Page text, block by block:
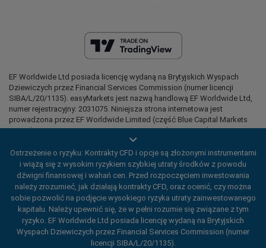
EF Worldwide Ltd posiada licencję wydaną na Brytyjskich Wyspach
Dziewiczych przez Financial Services Commission (numer licencji
SIBA/L/20/1135). easyMarkets jest nazwą handlową EF Worldwide Ltd,
numer rejestracyjny: 2031075. Niniejsza strona internetowa jest
prowadzona przez EF Worldwide Limited (część Blue Capital Markets
Group). Niniejsza strona internetowa nie jest skierowana do
Regiony objęte ograniczeniami:EF Worldwide Ltd nie świadczy
usług mieszkańcom niektórych regionów, takich jak Stany Zjednoczone
Ameryki, Izrael, Kolumbia Brytyjska, Manitoba, Quebec, Ontario,
Afganistan, Białoruś, Kuba, Iran, Libia, Mjanma, Nikaragua, Korea
Północna, Panama, Federacja Rosyjska, Seszele i Wenezuela.
easyMarkets jest zarejestrowanym znakiem towarowym. Copyright ©
2001– 2026. Wszelkie prawa zastrzeżone.
Ostrzeżenie o ryzyku: Kontrakty CFD i opcje są złożonymi instrumentami
i wiążą się z wysokim ryzykiem szybkiej utraty środków z powodu
dźwigni finansowej i wahań cen. Przed rozpoczęciem inwestowania
należy zrozumieć, jak działają kontrakty CFD, oraz ocenić, czy można
sobie pozwolić na podjęcie wysokiego ryzyka utraty zainwestowanego
kapitału. Należy upewnić się, że w pełni rozumie się związane z tym
ryzyko. EF Worldwide Ltd posiada licencję wydaną na Brytyjskich
Wyspach Dziewiczych przez Financial Services Commission (numer
licencji SIBA/L/20/1135).